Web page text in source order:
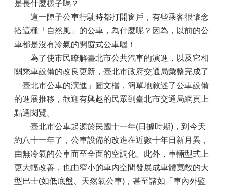
是長什麼樣子嗎？
這一陣子公車行駛時都打開窗戶，有些乘客很懷念
搭這種「自然風」的公車，為什麼呢？因為，以前的公
車都是沒有冷氣的開窗式公車喔！
為了使市民瞭解臺北市公共汽車的演進，以及它相
關乘車設備的改良更新，臺北市政府交通局彙整完成了
「臺北市公車的演進」圖文檔，簡單地敘述了公車設備
的進展推移，歡迎有興趣的民眾到臺北市交通局網頁上
點選閱覽。
臺北市公車起源於民國十一年(日據時期)，到今天
約八十一年了，公車設備的改進在近數十年日新月異，
由無冷氣的公車而至全面的空調化。此外，車輛型式上
更大幅改善，也由窄小的車內空間發展成車體寬敞的大
型巴士(如低底盤、天然氣公車)，甚至諸如「車內外監